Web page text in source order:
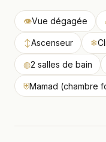
👁Vue dégagée
↕Ascenseur ❄
◍2 salles de bain
⛨Mamad (chambre